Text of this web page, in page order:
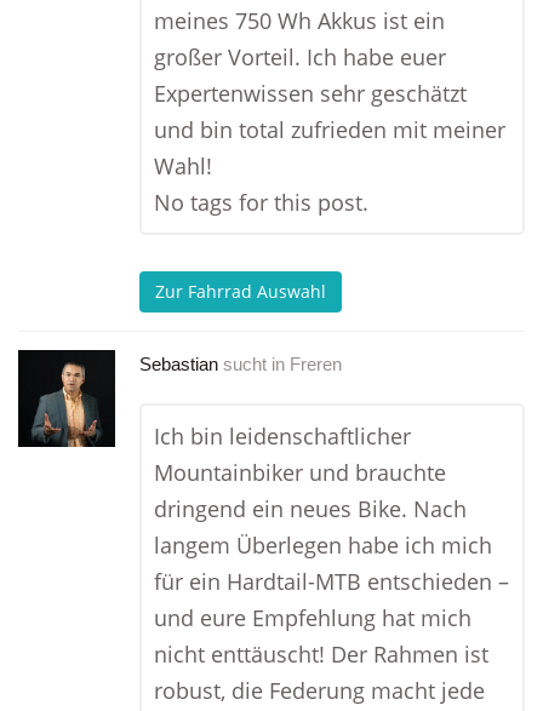
meines 750 Wh Akkus ist ein
großer Vorteil. Ich habe euer
Expertenwissen sehr geschätzt
und bin total zufrieden mit meiner
Wahl!
No tags for this post.
Zur Fahrrad Auswahl
Sebastian sucht in Freren
Ich bin leidenschaftlicher
Mountainbiker und brauchte
dringend ein neues Bike. Nach
langem Überlegen habe ich mich
für ein Hardtail-MTB entschieden –
und eure Empfehlung hat mich
nicht enttäuscht! Der Rahmen ist
robust, die Federung macht jede